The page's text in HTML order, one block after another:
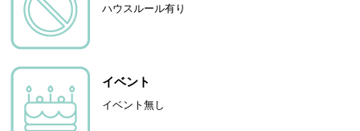
ハウスルール有り
イベント
イベント無し